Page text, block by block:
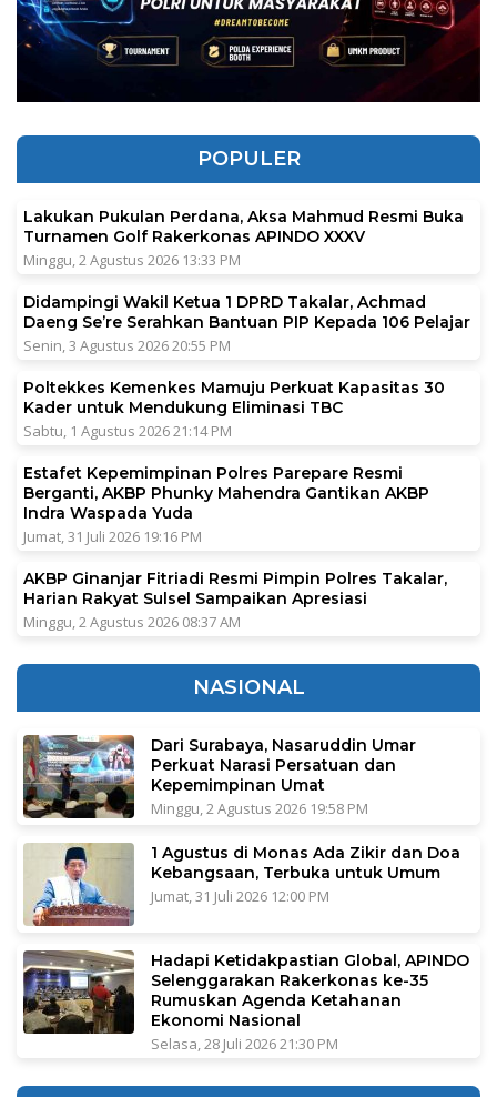
POPULER
Lakukan Pukulan Perdana, Aksa Mahmud Resmi Buka
Turnamen Golf Rakerkonas APINDO XXXV
Minggu, 2 Agustus 2026 13:33 PM
Didampingi Wakil Ketua 1 DPRD Takalar, Achmad
Daeng Se’re Serahkan Bantuan PIP Kepada 106 Pelajar
Senin, 3 Agustus 2026 20:55 PM
Poltekkes Kemenkes Mamuju Perkuat Kapasitas 30
Kader untuk Mendukung Eliminasi TBC
Sabtu, 1 Agustus 2026 21:14 PM
Estafet Kepemimpinan Polres Parepare Resmi
Berganti, AKBP Phunky Mahendra Gantikan AKBP
Indra Waspada Yuda
Jumat, 31 Juli 2026 19:16 PM
AKBP Ginanjar Fitriadi Resmi Pimpin Polres Takalar,
Harian Rakyat Sulsel Sampaikan Apresiasi
Minggu, 2 Agustus 2026 08:37 AM
NASIONAL
Dari Surabaya, Nasaruddin Umar
Perkuat Narasi Persatuan dan
Kepemimpinan Umat
Minggu, 2 Agustus 2026 19:58 PM
1 Agustus di Monas Ada Zikir dan Doa
Kebangsaan, Terbuka untuk Umum
Jumat, 31 Juli 2026 12:00 PM
Hadapi Ketidakpastian Global, APINDO
Selenggarakan Rakerkonas ke-35
Rumuskan Agenda Ketahanan
Ekonomi Nasional
Selasa, 28 Juli 2026 21:30 PM